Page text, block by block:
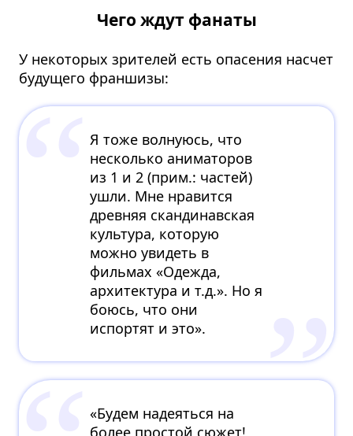
Чего ждут фанаты
У некоторых зрителей есть опасения насчет
будущего франшизы:
Я тоже волнуюсь, что
несколько аниматоров
из 1 и 2 (прим.: частей)
ушли. Мне нравится
древняя скандинавская
культура, которую
можно увидеть в
фильмах «Одежда,
архитектура и т.д.». Но я
боюсь, что они
испортят и это».
«Будем надеяться на
более простой сюжет!